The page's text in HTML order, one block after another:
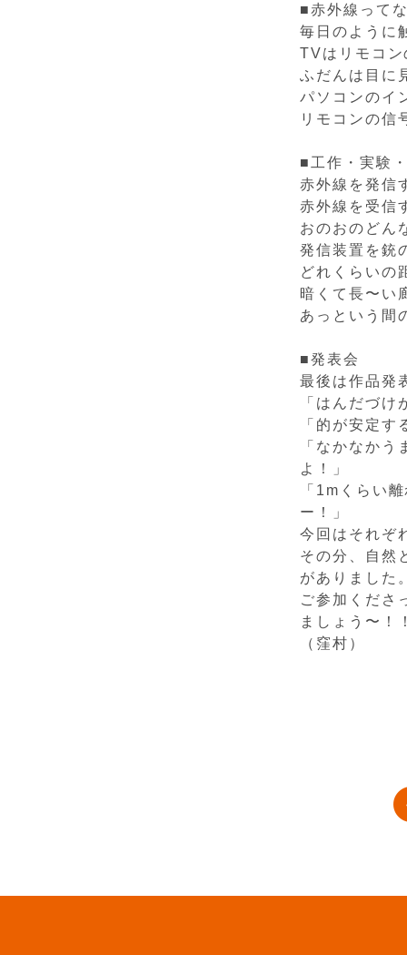
■赤外線って
毎日のように
TVはリモコ
ふだんは目に
パソコンのイ
リモコンの信
■工作・実験
赤外線を発信
赤外線を受信
おのおのどん
発信装置を銃
どれくらいの
暗くて長〜い
あっという間
■発表会
最後は作品発
「はんだづ
「的が安定
「なかなか
よ！」
「1mくらい
ー！」
今回はそれぞ
その分、自然
がありました
ご参加くださ
ましょう〜！
（窪村）